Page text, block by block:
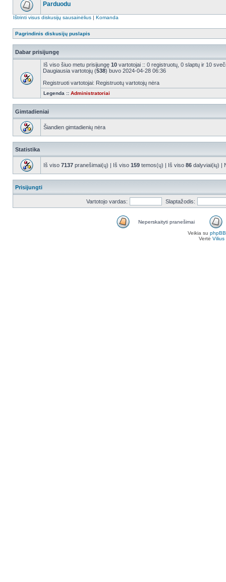
Parduodu
Ištrinti visus diskusijų sausainėlius | Komanda
Pagrindinis diskusijų puslapis
Dabar prisijungę
Iš viso šiuo metu prisijungę 10 vartotojai :: 0 registruotų, 0 slaptų ir 10
Daugiausia vartotojų (538) buvo 2024-04-28 06:36
Registruoti vartotojai: Registruotų vartotojų nėra
Legenda :: Administratoriai
Gimtadieniai
Šiandien gimtadienių nėra
Statistika
Iš viso 7137 pranešimai(ų) | Iš viso 159 temos(ų) | Iš viso 86 dalyviai(ių) |
Prisijungti
Vartotojo vardas: Slaptažodis:
Neperskaityti pranešimai
Veikia su phpBB
Vertė Vilius